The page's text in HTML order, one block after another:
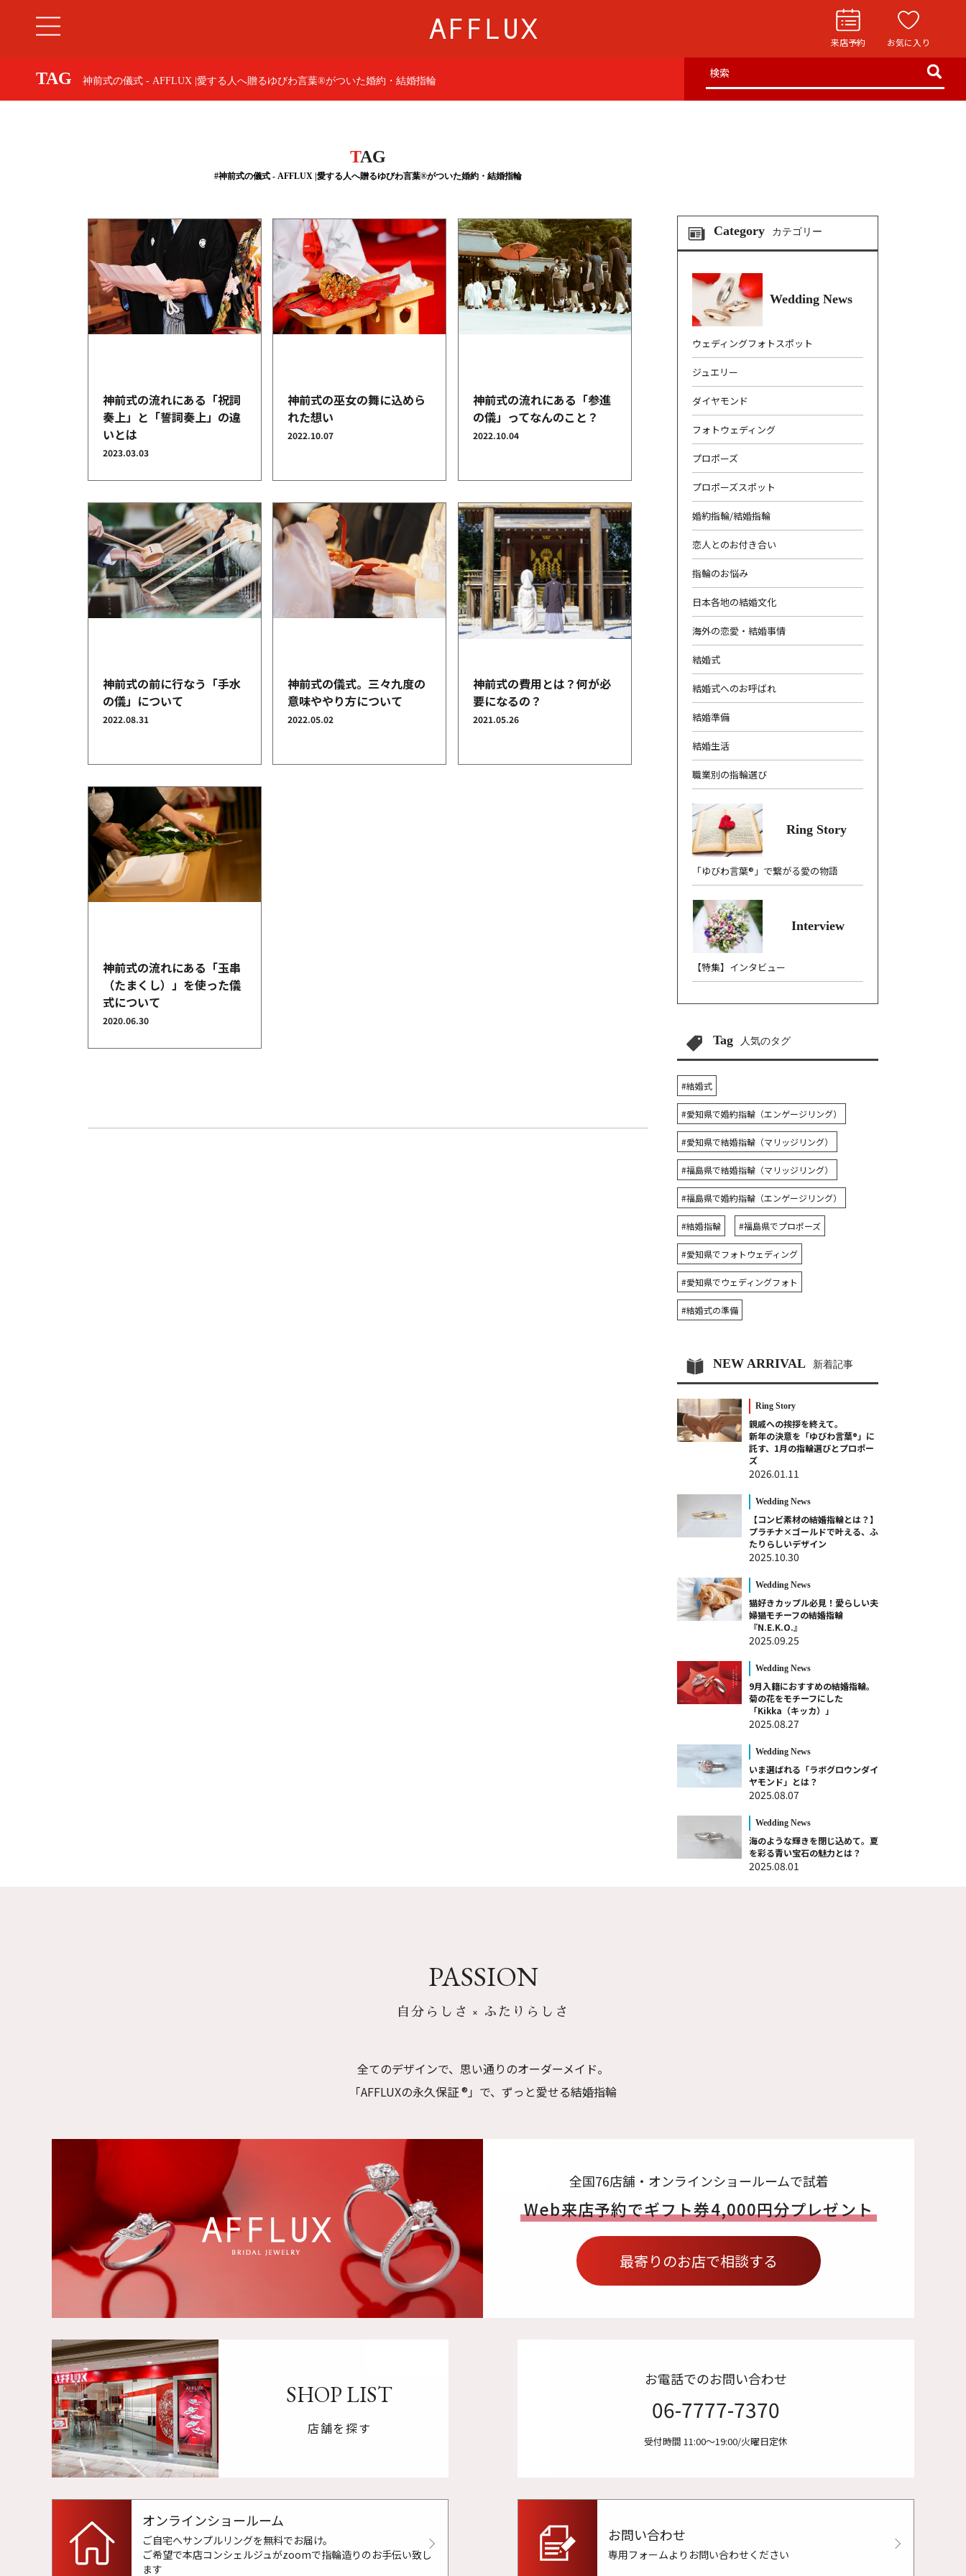
来店予約 お気に入り
セットリング
商品カテゴリ
結婚指輪
パーフェクトセットリング
ジュエリー
ベビーリング・ブレス
ショップ
店舗一覧
AFFLUXについて
AFFLUXダイヤモンド
サービス
お役立ち記事
フェア・ニュース
ブログ・お客様の声
カタログ請求
|会社概要 プライバシーポリシー
TAG 神前式の儀式 - AFFLUX |愛する人へ贈るゆびわ言葉®がついた婚約・結婚指輪
検索
TAG
#神前式の儀式 - AFFLUX |愛する人へ贈るゆびわ言葉®がついた婚約・結婚指輪
神前式の流れにある「祝詞
奏上」と「誓詞奏上」の違
いとは
2023.03.03
神前式の巫女の舞に込めら
れた想い
2022.10.07
神前式の流れにある「参進
の儀」ってなんのこと？
2022.10.04
神前式の前に行なう「手水
の儀」について
2022.08.31
神前式の儀式。三々九度の
意味ややり方について
2022.05.02
神前式の費用とは？何が必
要になるの？
2021.05.26
神前式の流れにある「玉串
（たまくし）」を使った儀
式について
2020.06.30
Category カテゴリー
Wedding News
ウェディングフォトスポット
ジュエリー
ダイヤモンド
フォトウェディング
プロポーズ
プロポーズスポット
婚約指輪/結婚指輪
恋人とのお付き合い
指輪のお悩み
日本各地の結婚文化
海外の恋愛・結婚事情
結婚式
結婚式へのお呼ばれ
結婚準備
結婚生活
職業別の指輪選び
Ring Story
「ゆびわ言葉®」で繋がる愛の物語
Interview
【特集】インタビュー
Tag 人気のタグ
#結婚式
#愛知県で婚約指輪（エンゲージリング）
#愛知県で結婚指輪（マリッジリング）
#福島県で結婚指輪（マリッジリング）
#福島県で婚約指輪（エンゲージリング）
#結婚指輪 #福島県でプロポーズ
#愛知県でフォトウェディング
#愛知県でウェディングフォト
#結婚式の準備
NEW ARRIVAL 新着記事
Ring Story
親戚への挨拶を終えて。
新年の決意を「ゆびわ言葉®」に
託す、1月の指輪選びとプロポー
ズ
2026.01.11
Wedding News
【コンビ素材の結婚指輪とは？】
プラチナ×ゴールドで叶える、ふ
たりらしいデザイン
2025.10.30
Wedding News
猫好きカップル必見！愛らしい夫
婦猫モチーフの結婚指輪
『N.E.K.O.』
2025.09.25
Wedding News
9月入籍におすすめの結婚指輪。
菊の花をモチーフにした
「Kikka（キッカ）」
2025.08.27
Wedding News
いま選ばれる「ラボグロウンダイ
ヤモンド」とは？
2025.08.07
Wedding News
海のような輝きを閉じ込めて。夏
を彩る青い宝石の魅力とは？
2025.08.01
PASSION
自分らしさ × ふたりらしさ
全てのデザインで、思い通りのオーダーメイド。
「AFFLUXの永久保証 ®」で、ずっと愛せる結婚指輪
全国76店舗・オンラインショールームで試着
Web来店予約でギフト券4,000円分プレゼント
最寄りのお店で相談する
SHOP LIST
店舗を探す
お電話でのお問い合わせ
06-7777-7370
受付時間 11:00〜19:00/火曜日定休
オンラインショールーム
ご自宅へサンプルリングを無料でお届け。
ご希望で本店コンシェルジュがzoomで指輪造りのお手伝い致し
ます
お問い合わせ
専用フォームよりお問い合わせください